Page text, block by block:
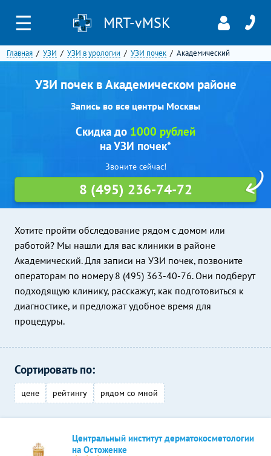
☰ MRT-vMSK
Главная УЗИ УЗИ в урологии УЗИ почек Академический
УЗИ почек в Академическом районе
Запись во все центры Москвы
Хотите пройти обследование рядом с домом или
работой? Мы нашли для вас клиники в районе
Академический. Для записи на УЗИ почек, позвоните
операторам по номеру 8 (495) 363-40-76. Они подберут
подходящую клинику, расскажут, как подготовиться к
диагностике, и предложат удобное время для
процедуры.
Скидка до 1000 рублей
на УЗИ почек*
Звоните сейчас!
8 (495) 236-74-72
Сортировать по:
цене рейтингу рядом со мной
Центральный институт дерматокосметологии
на Остоженке